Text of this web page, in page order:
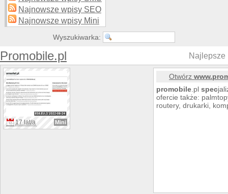
Najnowsze wpisy SEO
Najnowsze wpisy Mini
Wyszukiwarka:
Promobile.pl Najlepsze
17 lat/a Mini
Otwórz
promobile .plspec
ofercie także:
routery, drukarki,